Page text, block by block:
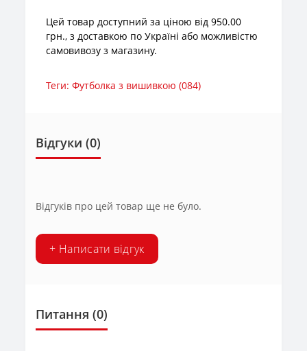
Цей товар доступний за ціною від 950.00
грн., з доставкою по Україні або можливістю
самовивозу з магазину.
Теги:Футболка з вишивкою (084)
Відгуки (0)
Відгуків про цей товар ще не було.
+ Написати відгук
Питання (0)